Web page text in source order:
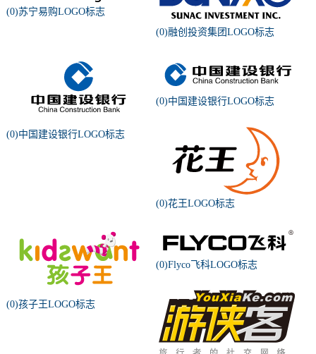
(0)苏宁易购LOGO标志
(0)融创投资集团LOGO标志
(0)中国建设银行LOGO标志
(0)中国建设银行LOGO标志
(0)花王LOGO标志
(0)孩子王LOGO标志
(0)Flyco飞科LOGO标志